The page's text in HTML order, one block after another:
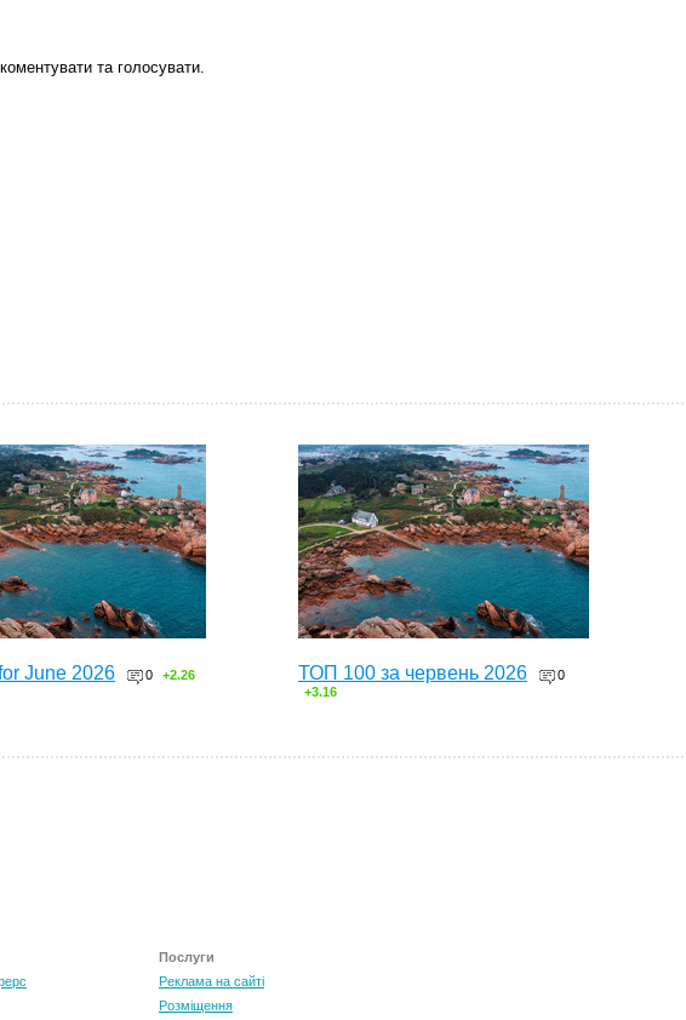
та голосувати.
June 2026 0 +2.26 ТОП 100 за червень 2026
0
+3.16
Послуги
Реклама на сайті
Розміщення